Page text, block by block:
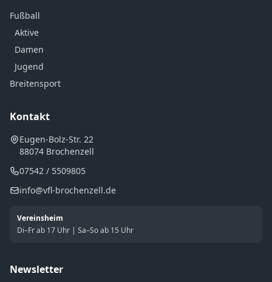
Fußball
Aktive
Damen
Jugend
Breitensport
Kontakt
Eugen-Bolz-Str. 22
88074 Brochenzell
07542 / 5509805
info@vfl-brochenzell.de
Vereinsheim
Di–Fr ab 17 Uhr | Sa–So ab 15 Uhr
Newsletter